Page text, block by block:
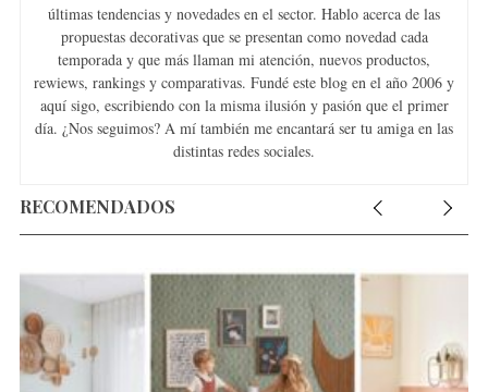
últimas tendencias y novedades en el sector. Hablo acerca de las
propuestas decorativas que se presentan como novedad cada
temporada y que más llaman mi atención, nuevos productos,
rewiews, rankings y comparativas. Fundé este blog en el año 2006 y
aquí sigo, escribiendo con la misma ilusión y pasión que el primer
día. ¿Nos seguimos? A mí también me encantará ser tu amiga en las
distintas redes sociales.
RECOMENDADOS